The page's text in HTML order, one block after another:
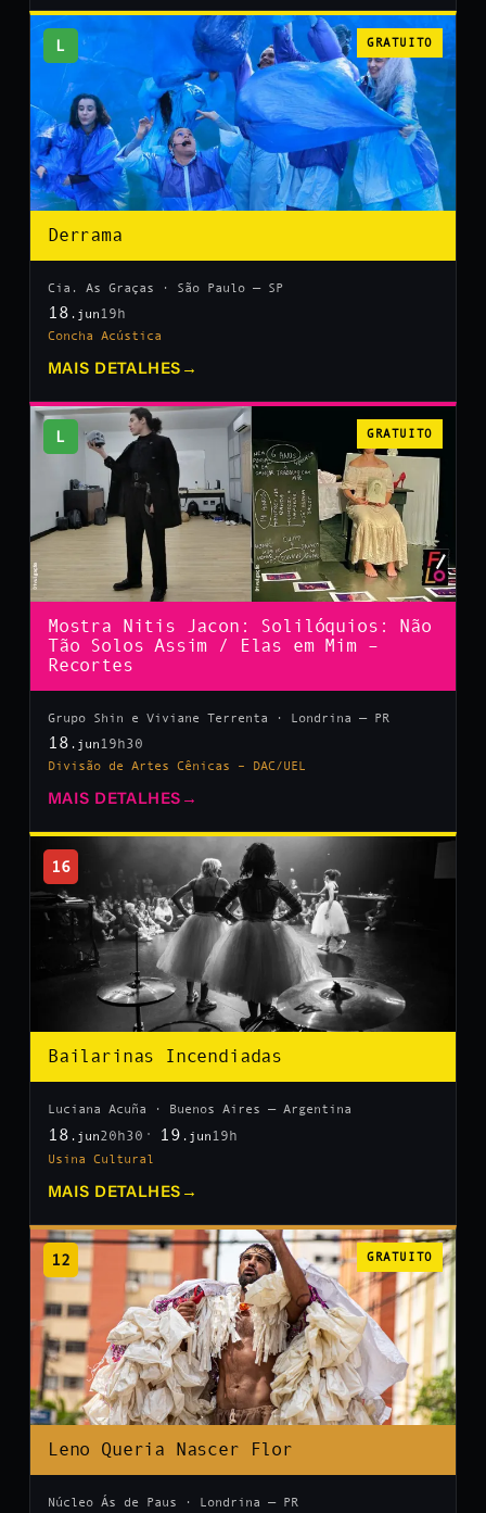
L GRATUITO
Derrama
Cia. As Graças · São Paulo — SP
18 .jun 19h
Concha Acústica
MAIS DETALHES →
L GRATUITO
Mostra Nitis Jacon: Solilóquios: Não
Tão Solos Assim / Elas em Mim –
Recortes
Grupo Shin e Viviane Terrenta · Londrina — PR
18 .jun 19h30
Divisão de Artes Cênicas – DAC/UEL
MAIS DETALHES →
16
Bailarinas Incendiadas
Luciana Acuña · Buenos Aires — Argentina
18 .jun20h30 19 .jun 19h
Usina Cultural
MAIS DETALHES →
12 GRATUITO
Leno Queria Nascer Flor
Núcleo Ás de Paus · Londrina — PR